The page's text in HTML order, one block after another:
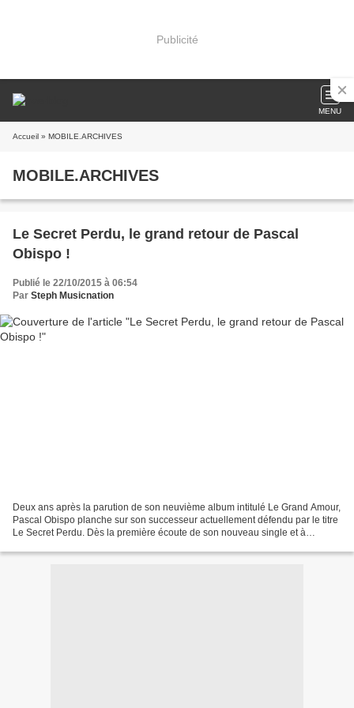
Publicité
MENU
Accueil » MOBILE.ARCHIVES
MOBILE.ARCHIVES
Le Secret Perdu, le grand retour de Pascal
Obispo !
Publié le 22/10/2015 à 06:54
Par Steph Musicnation
Deux ans après la parution de son neuvième album intitulé Le Grand Amour,
Pascal Obispo planche sur son successeur actuellement défendu par le titre
Le Secret Perdu. Dès la première écoute de son nouveau single et à